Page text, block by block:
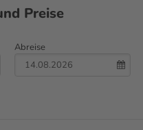
Preise
Abreise